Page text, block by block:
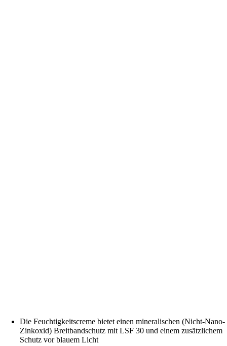
Die Feuchtigkeitscreme bietet einen mineralischen (Nicht-Nano-
Zinkoxid) Breitbandschutz mit LSF 30 und einem zusätzlichem
Schutz vor blauem Licht